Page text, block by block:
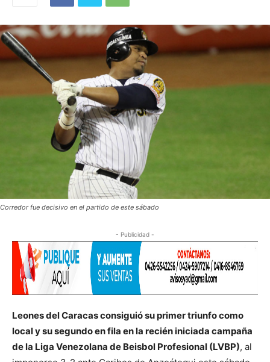
Corredor fue decisivo en el partido de este sábado
- Publicidad -
Leones del Caracas consiguió su primer triunfo como
local y su segundo en fila en la recién iniciada campaña
de la Liga Venezolana de Beisbol Profesional (LVBP), al